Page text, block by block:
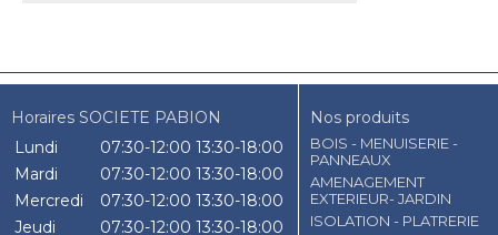
Horaires SOCIETE PABION
Lundi
07:30-12:00 13:30-18:00
Mardi
07:30-12:00 13:30-18:00
Mercredi
07:30-12:00 13:30-18:00
Jeudi
07:30-12:00 13:30-18:00
Nos produits
BOIS - MENUISERIE -
PANNEAUX
AMENAGEMENT
EXTERIEUR- JARDIN
ISOLATION - PLATRERIE